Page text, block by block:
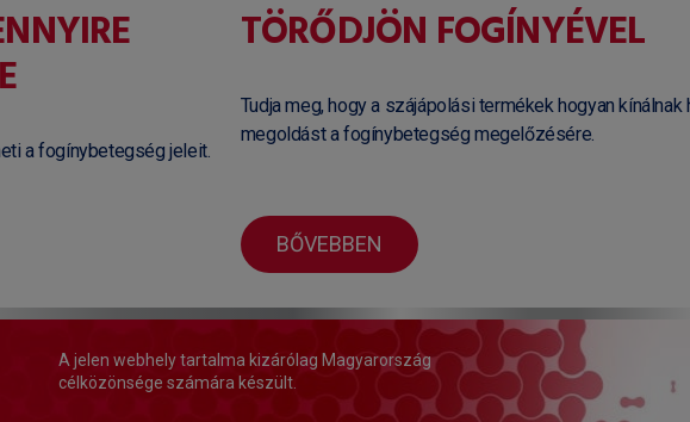
a fogínybetegség jeleit.
TÖRŐDJÖN FOGÍNYÉVEL
Tudja meg, hogy a szájápolási termékek hogyan kínálnak
megoldást a fogínybetegség megelőzésére.
BŐVEBBEN
A jelen webhely tartalma kizárólag Magyarország
célközönsége számára készült.